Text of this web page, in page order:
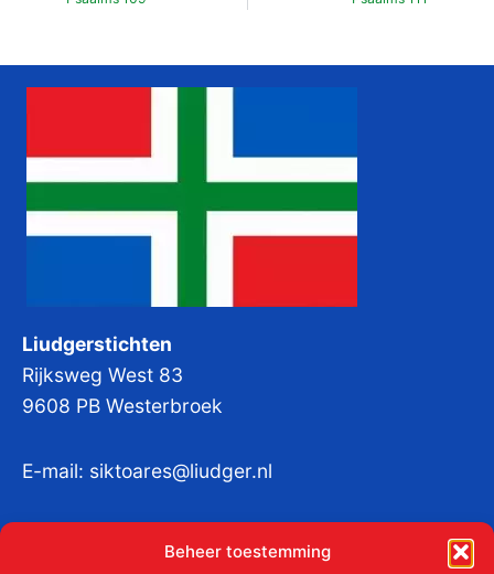
Beheer toestemming
Liudgerstichten
Rijksweg West 83
9608 PB Westerbroek
E-mail: siktoares@liudger.nl